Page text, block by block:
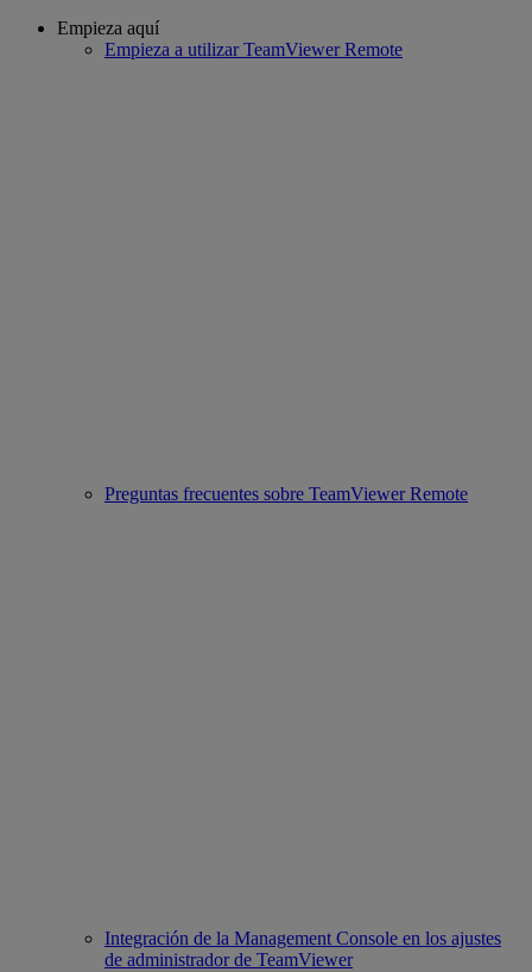
Empieza aquí
Empieza a utilizar TeamViewer Remote
Preguntas frecuentes sobre TeamViewer Remote
Integración de la Management Console en los ajustes
de administrador de TeamViewer